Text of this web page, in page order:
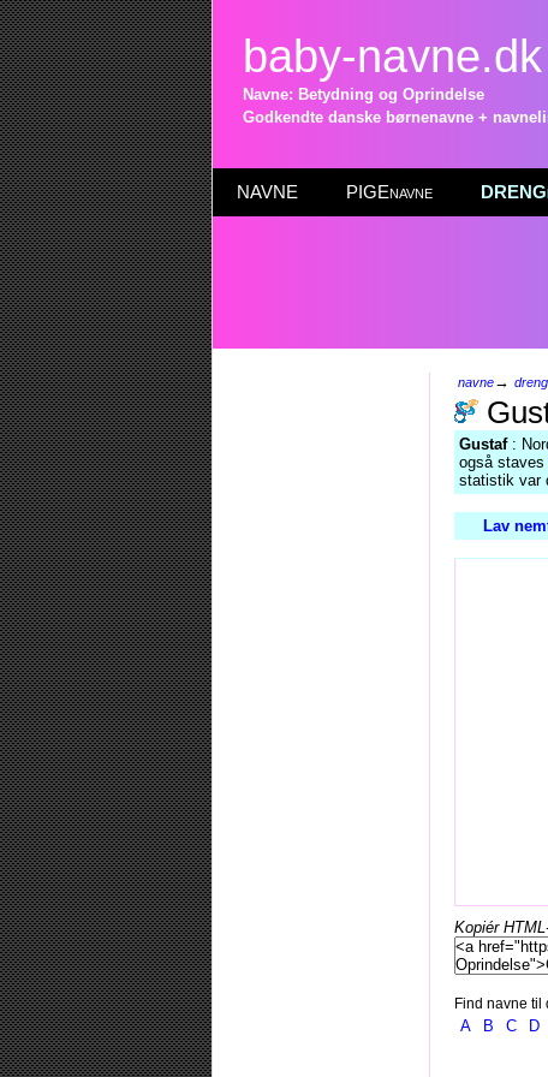
baby-navne.dk
Navne: Betydning og Oprindelse
Godkendte danske børnenavne +
NAVNE PIGEnavne
navne→
Gustaf:
også staves
statistik var
Lav
Kopiér
Find navne til
A B C D